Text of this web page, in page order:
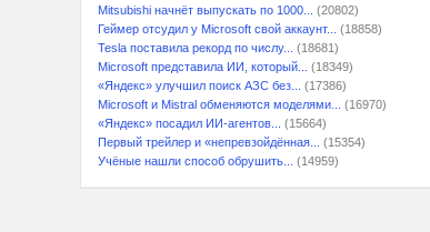
Mitsubishi начнёт выпускать по 1000...
(20802)
Геймер отсудил у Microsoft свой аккаунт...
(18858)
Tesla поставила рекорд по числу...
(18681)
Microsoft представила ИИ, который...
(18349)
«Яндекс» улучшил поиск АЗС без...
(17386)
Microsoft и Mistral обменяются моделями...
(16970)
«Яндекс» посадил ИИ-агентов...
(15664)
Первый трейлер и «непревзойдённая...
(15354)
Учёные нашли способ обрушить...
(14959)